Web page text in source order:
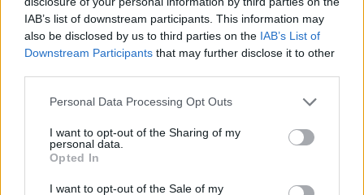
IAB’s list of downstream participants. This information may
also be disclosed by us to third parties on the IAB’s List of
Downstream Participants that may further disclose it to other
Please note that this website/app uses one or more Google
not limited to your visit or usage behaviour. You may click to
grant or deny consent to Google and its third-party tags to
use your data for below specified purposes in below Google
consent section.
Personal Data Processing Opt Outs
I want to opt-out of the Sharing of my
personal data.
Opted In
I want to opt-out of the Sale of my
δήμους, περιφέρειες και ΔΕΥΑ σε έως 60 δόσεις
Δυνατότητα εξόφλησης σε έως 60 δόσεις έχουν και
οι επιχειρήσεις, καθώς και τα φυσικά πρόσωπα που
12.10.2024, 08:10